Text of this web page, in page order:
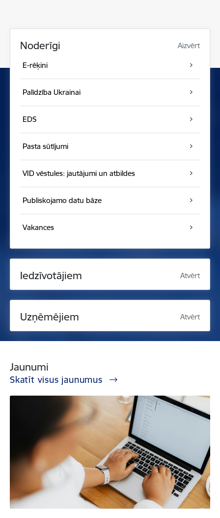
Noderīgi Aizvērt
E-rēķini
Palīdzība Ukrainai
EDS
Pasta sūtījumi
VID vēstules: jautājumi un atbildes
Publiskojamo datu bāze
Vakances
Iedzīvotājiem Atvērt
Uzņēmējiem Atvērt
Jaunumi
Skatīt visus jaunumus